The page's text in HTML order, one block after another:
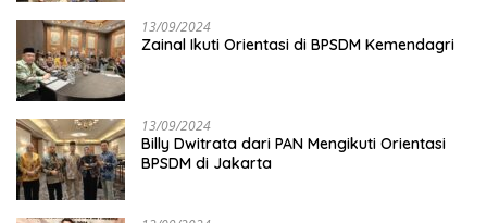
13/09/2024
Zainal Ikuti Orientasi di BPSDM Kemendagri
13/09/2024
Billy Dwitrata dari PAN Mengikuti Orientasi
BPSDM di Jakarta